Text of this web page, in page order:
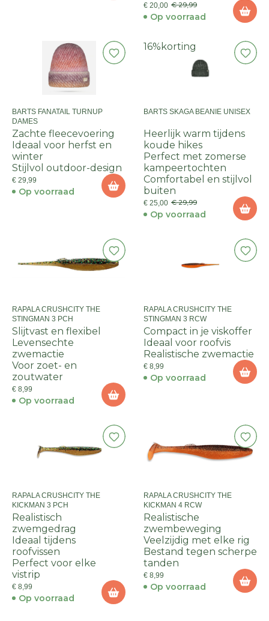
€ 20,00 € 29,99
Op voorraad
BARTS FANATAIL TURNUP
DAMES
Zachte fleecevoering
Ideaal voor herfst en
winter
Stijlvol outdoor-design
€ 29,99
Op voorraad
16% korting
BARTS SKAGA BEANIE UNISEX
Heerlijk warm tijdens
koude hikes
Perfect met zomerse
kampeertochten
Comfortabel en stijlvol
buiten
€ 25,00 € 29,99
Op voorraad
RAPALA CRUSHCITY THE
STINGMAN 3 PCH
Slijtvast en flexibel
Levensechte
zwemactie
Voor zoet- en
zoutwater
€ 8,99
Op voorraad
RAPALA CRUSHCITY THE
STINGMAN 3 RCW
Compact in je viskoffer
Ideaal voor roofvis
Realistische zwemactie
€ 8,99
Op voorraad
RAPALA CRUSHCITY THE
KICKMAN 3 PCH
Realistisch
zwemgedrag
Ideaal tijdens
roofvissen
Perfect voor elke
vistrip
€ 8,99
Op voorraad
RAPALA CRUSHCITY THE
KICKMAN 4 RCW
Realistische
zwembeweging
Veelzijdig met elke rig
Bestand tegen scherpe
tanden
€ 8,99
Op voorraad